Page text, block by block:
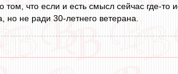
что если и есть смысл сейчас где-то
но не ради 30-летнего ветерана.